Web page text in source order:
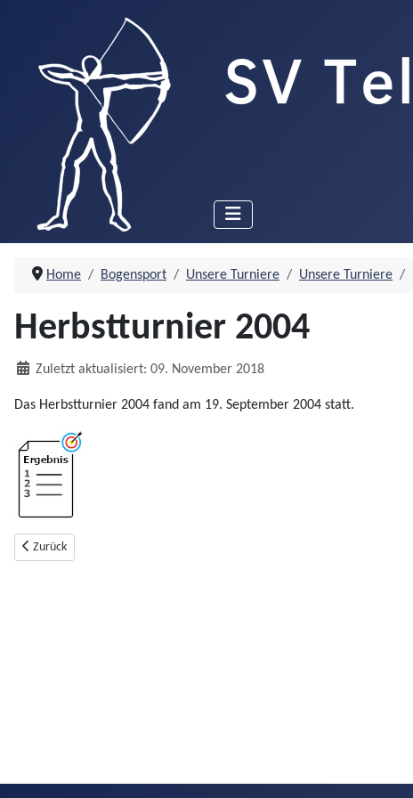
Home Bogensport Unsere Turniere Unsere Turniere
Herbstturnier 2004
DetailsZuletzt aktualisiert: 09. November 2018
Das Herbstturnier 2004 fand am 19. September 2004 statt.
Vorheriger Beitrag: Nachtturnier 2004
Zurück